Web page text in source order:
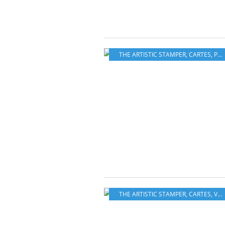
THE ARTISTIC STAMPER, CARTES, PETITS BOUTS
THE ARTISTIC STAMPER, CARTES, VIDÉO